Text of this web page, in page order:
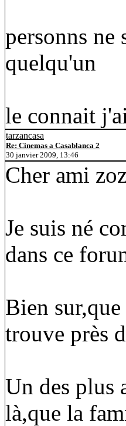
personns ne
quelqu'un
le connait
tarzancasa
Re: Cinemas a Casablanca 2
30 janvier 2009, 13:46
Cher ami
Je suis né
dans ce
Bien
trouve près
Un des plus
là,que la